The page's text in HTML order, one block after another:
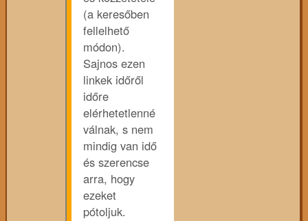
(a keresőben
fellelhető
módon).
Sajnos ezen
linkek időről
időre
elérhetetlenné
válnak, s nem
mindig van idő
és szerencse
arra, hogy
ezeket
pótoljuk.